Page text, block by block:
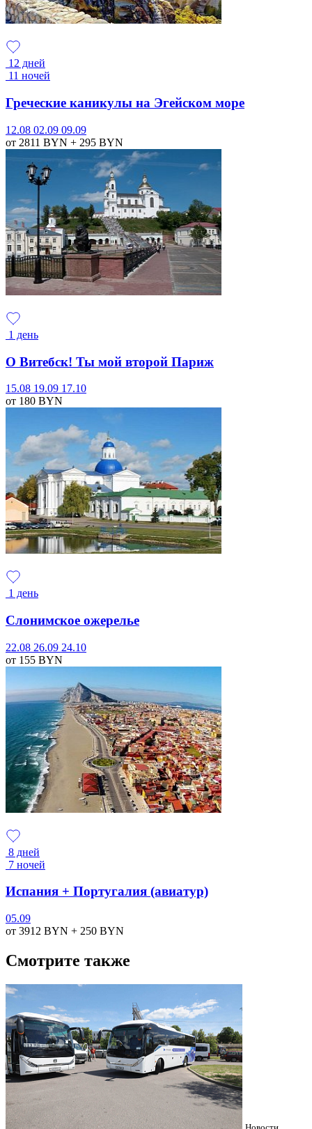
12 дней
11 ночей
Греческие каникулы на Эгейском море
12.08 02.09 09.09
от 2811 BYN + 295 BYN
1 день
О Витебск! Ты мой второй Париж
15.08 19.09 17.10
от 180 BYN
1 день
Слонимское ожерелье
22.08 26.09 24.10
от 155 BYN
8 дней
7 ночей
Испания + Португалия (авиатур)
05.09
от 3912 BYN + 250 BYN
Смотрите также